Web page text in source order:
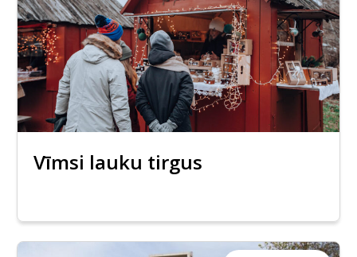
Vīmsi lauku tirgus